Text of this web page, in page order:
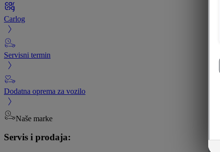
Carlog
Servisni termin
Dodatna oprema za vozilo
Naše marke
Servis i prodaja: